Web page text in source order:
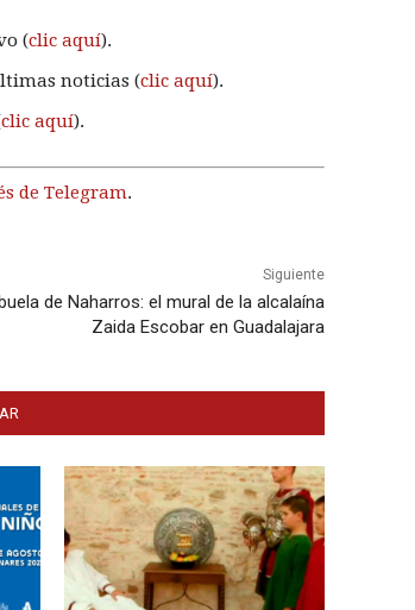
(clic aquí).
noticias (clic aquí).
clic aquí).
de Telegram.
Siguiente
de Naharros: el mural de la alcalaína
Zaida Escobar en Guadalajara